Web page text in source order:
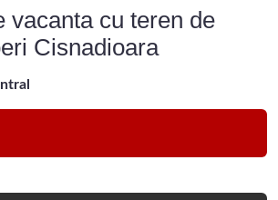
vacanta cu teren de
Cisnadioara